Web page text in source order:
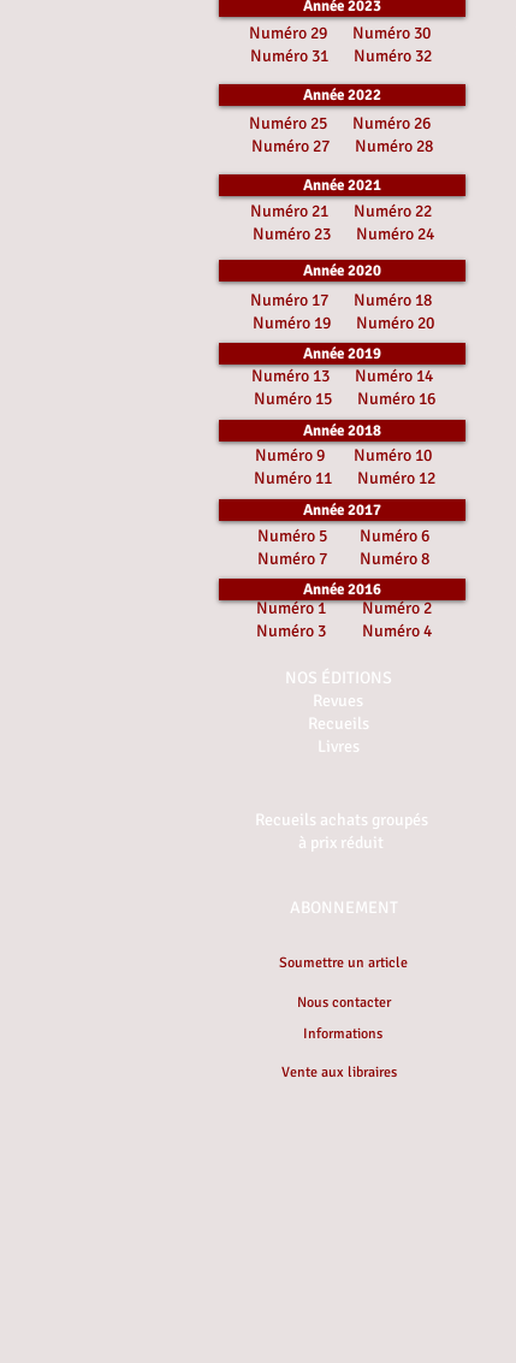
Année 2023
Numéro 29
Numéro 30
Numéro 31
Numéro 32
Année 2022
Numéro 25
Numéro 26
Numéro 27
Numéro 28
Année 2021
Numéro 21
Numéro 22
Numéro 23
Numéro 24
Année 2020
Numéro 17 Numéro 18
Numéro 19 Numéro 20
Année 2019
Numéro 13 Numéro 14
Numéro 15 Numéro 16
Année 2018
Numéro 9 Numéro 10
Numéro 11 Numéro 12
Année 2017
Numéro 5 Numéro 6
Numéro 7 Numéro 8
Année 2016
Numéro 1Numéro 2
Numéro 3 Numéro 4
NOS ÉDITIONS
Revues
Recueils
Livres
Recueils achats groupés
à prix réduit
ABONNEMENT
Soumettre un article
Nous contacter
Informations
Vente aux libraires